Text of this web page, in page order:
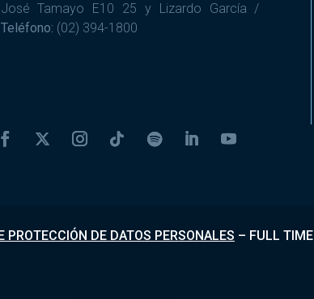
José Tamayo E10 25 y Lizardo García /
Teléfono: (02) 394-1800
PROTECCIÓN DE DATOS PERSONALES – FULL TIME